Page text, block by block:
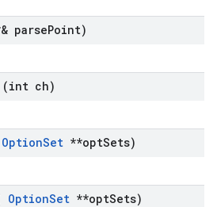
parsePoint)
(int ch)
OptionSet **optSets)
OptionSet **optSets)